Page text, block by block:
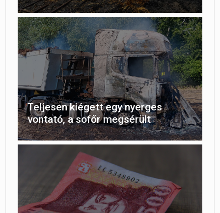
Teljesen kiégett egy nyerges
vontató, a sofőr megsérült